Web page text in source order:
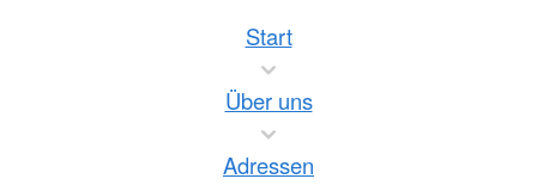
Start
Über uns
Adressen